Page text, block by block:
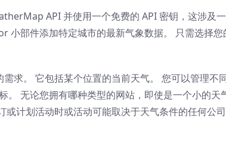
API 并使用一个免费的 API 密钥，这涉及
小部件添加特定城市的最新气象数据。 只需选择
求。 它包括某个位置的当前天气。 您可以管理不
。 无论您拥有哪种类型的网站，即使是一个小的天
计划活动时或活动可能取决于天气条件的任何公司